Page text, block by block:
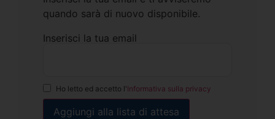
quando sarà di nuovo disponibile.
Inserisci la tua email
Ho letto ed accetto l'Informativa sulla privacy